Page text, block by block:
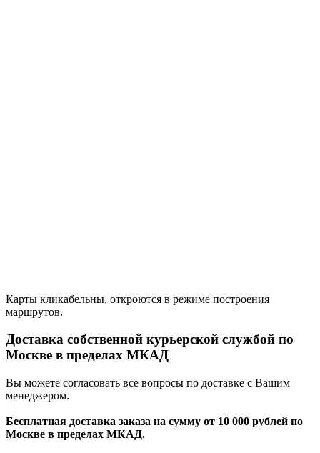
Карты кликабельны, откроются в режиме построения
маршрутов.
Доставка собственной курьерской службой по
Москве в пределах МКАД
Вы можете согласовать все вопросы по доставке с Вашим
менеджером.
Бесплатная доставка заказа на сумму от 10 000 рублей по
Москве в пределах МКАД.